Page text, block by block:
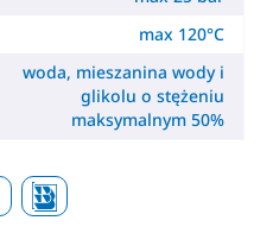
max 120°C
woda, mieszanina wody i
glikolu o stężeniu
maksymalnym 50%